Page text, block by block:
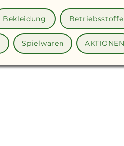
Bekleidung Betriebsstoffe
Spielwaren AKTIONEN